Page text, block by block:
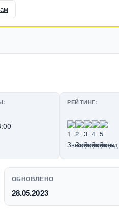
РЕЙТИНГ:
ОБНОВЛЕНО
28.05.2023